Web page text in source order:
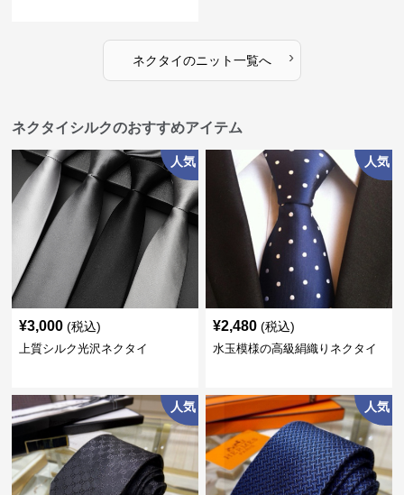
ネクタイのニット一覧へ ›
ネクタイシルクのおすすめアイテム
人気
¥3,000 (税込)
上質シルク光沢ネクタイ
人気
¥2,480 (税込)
水玉模様の高級絹織りネクタイ
人気 人気